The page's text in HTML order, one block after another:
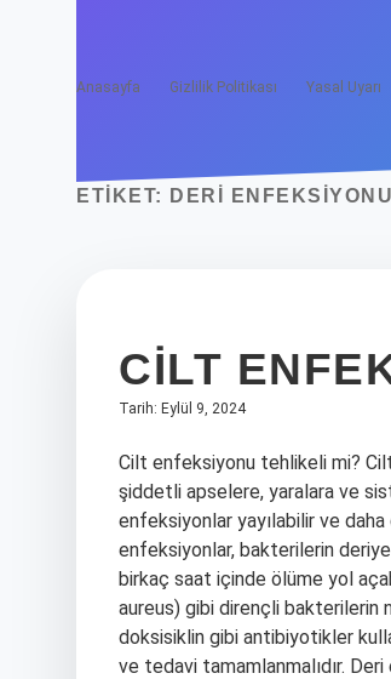
Anasayfa Gizlilik Politikası Yasal Uyarı
ETIKET: DERI
CILT
Tarih: Eylül 9, 2024
Cilt enfeksiyonu tehlikeli mi?
şiddetli apselere, yaralara ve
enfeksiyonlar yayılabilir ve
enfeksiyonlar, bakterilerin
birkaç saat içinde ölüme yol
aureus) gibi dirençli
doksisiklin gibi antibiyotikler
ve tedavi tamamlanmalıdır.